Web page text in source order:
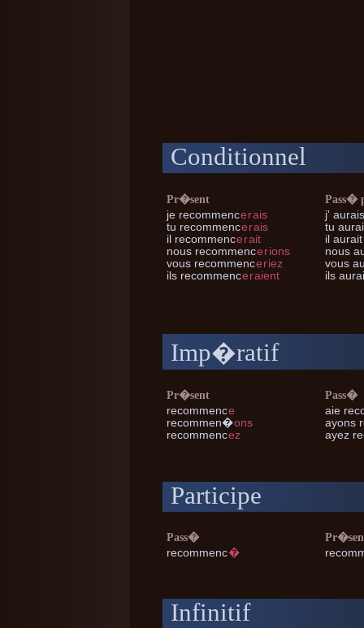
Conditionnel
Pr�sent
je recommencerais
tu recommencerais
il recommencerait
nous recommencerions
vous recommenceriez
ils recommenceraient
Pass�
j'
tu
il
nous
vous
ils
Imp�ratif
Pr�sent
recommence
recommen�ons
recommencez
Pass�
aie
ayons
ayez
Participe
Pass�
recommenc�
Infinitif